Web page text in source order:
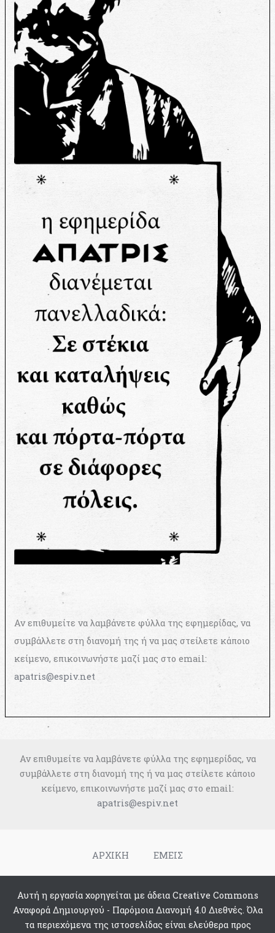
Αν επιθυμείτε να λαμβάνετε φύλλα της εφημερίδας, να
συμβάλλετε στη διανομή της ή να μας στείλετε κάποιο
κείμενο, επικοινωνήστε μαζί μας στο email:
apatris@espiv.net
Αν επιθυμείτε να λαμβάνετε φύλλα της εφημερίδας, να
συμβάλλετε στη διανομή της ή να μας στείλετε κάποιο
κείμενο, επικοινωνήστε μαζί μας στο email:
apatris@espiv.net
ΑΡΧΙΚΗ ΕΜΕΙΣ
Αυτή η εργασία χορηγείται με άδεια Creative Commons
Αναφορά Δημιουργού - Παρόμοια Διανομή 4.0 Διεθνές. Όλα
τα περιεχόμενα της ιστοσελίδας είναι ελεύθερα προς